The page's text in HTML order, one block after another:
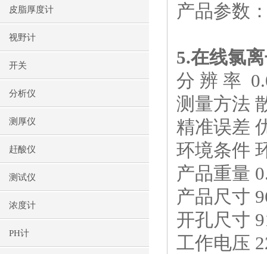
皮脂厚度计
视野计
开关
分析仪
测厚仪
赶酸仪
测试仪
浓度计
PH计
产品参数
5.在线氯
分 辨 率
测量方法
精准误差
环境条件
产品重量
产品尺寸
开孔尺寸
工作电压